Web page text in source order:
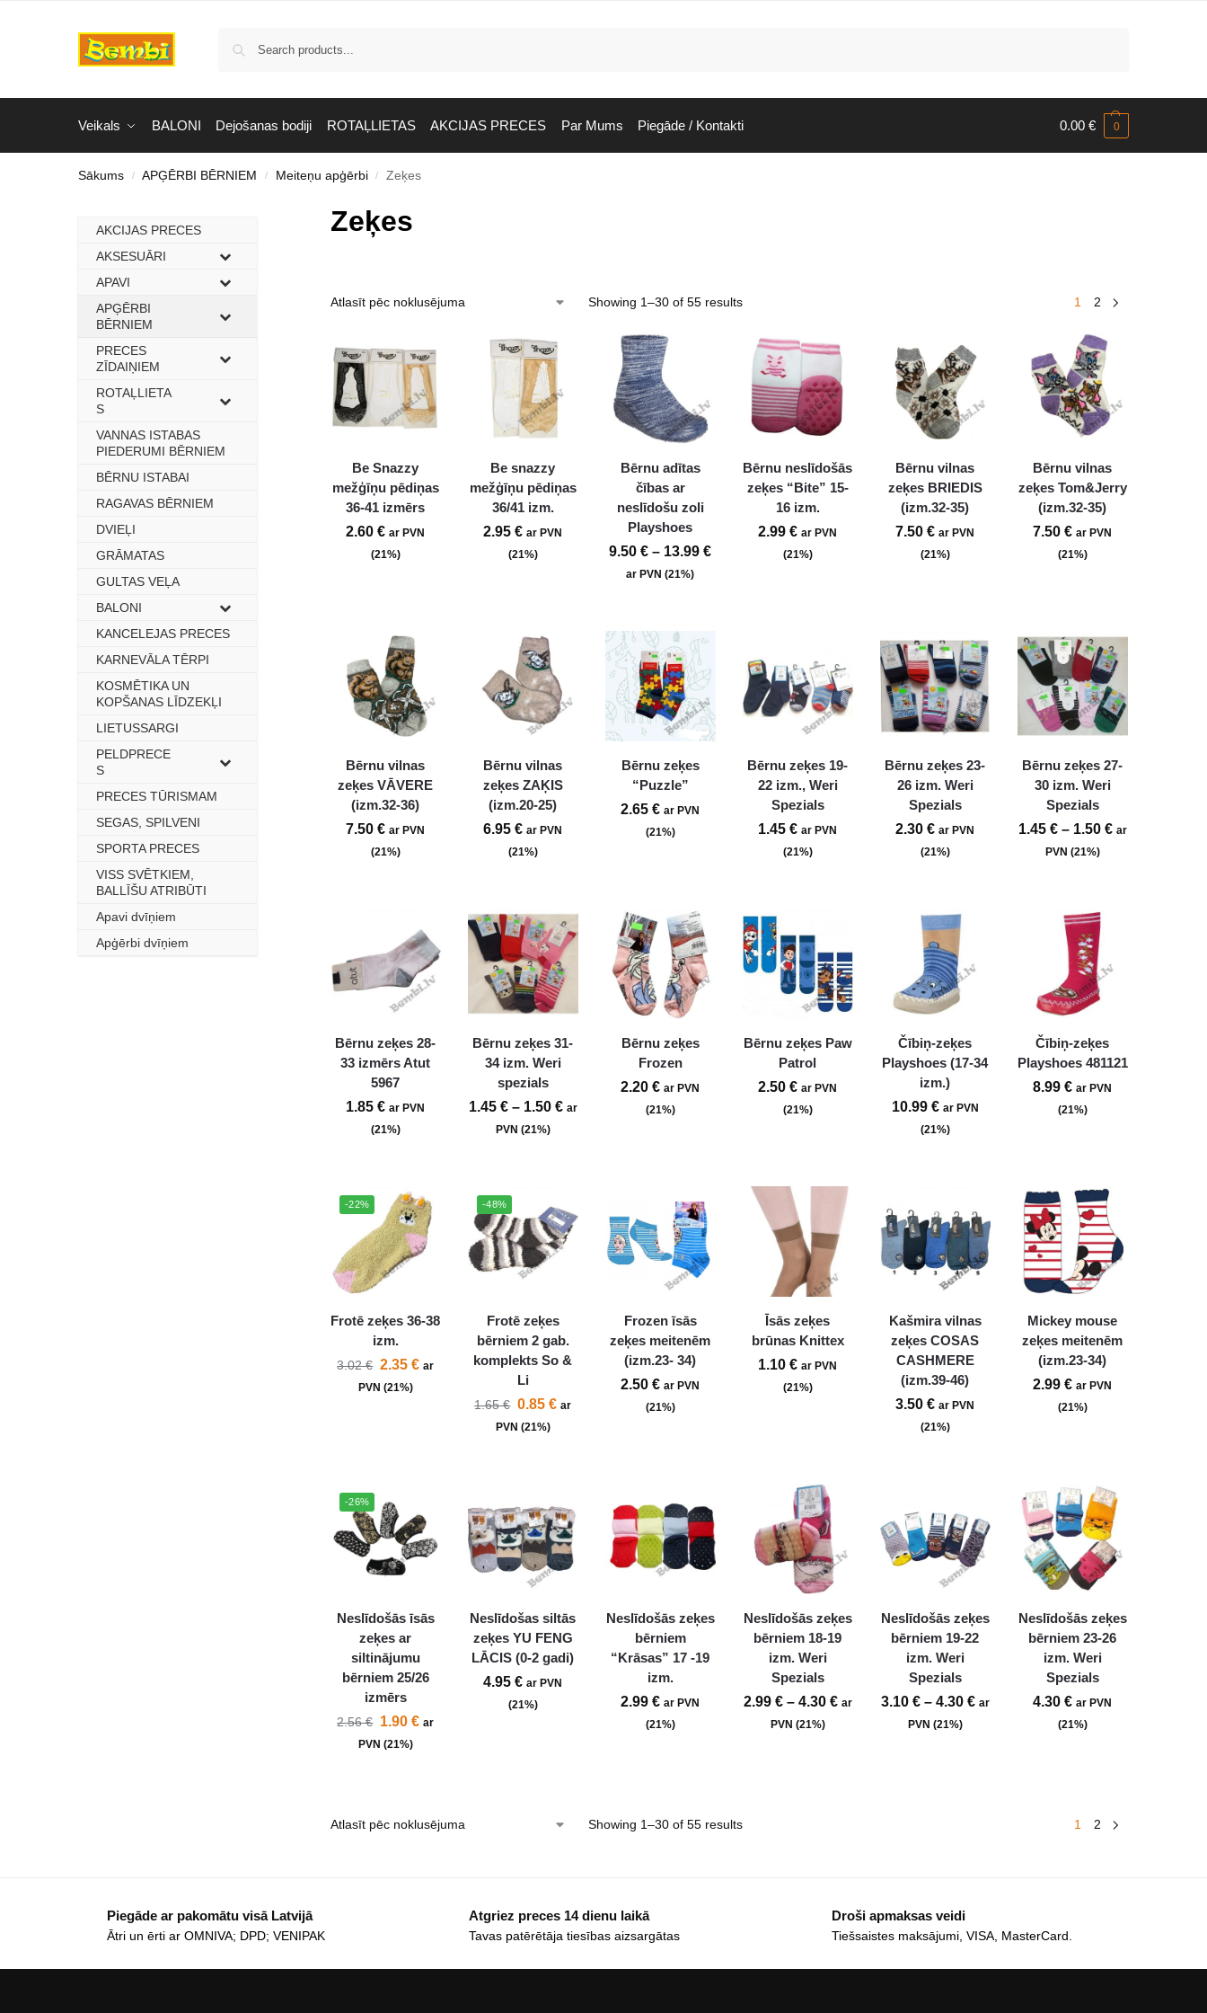
Veikals BALONI Dejošanas bodiji ROTAĻLIETAS AKCIJAS PRECES Par Mums Piegāde / Kontakti 0.00 € 0
Sākums / APĢĒRBI BĒRNIEM / Meiteņu apģērbi / Zeķes
Zeķes
Showing 1–30 of 55 results 1 2
Be Snazzy
mežģīņu pēdiņas
36-41 izmērs
2.60€ ar PVN
(21%)
Be snazzy
mežģīņu pēdiņas
36/41 izm.
2.95€ ar PVN
(21%)
Bērnu adītas
čības ar
neslīdošu zoli
Playshoes
9.50€ – 13.99€
ar PVN (21%)
Bērnu neslīdošās
zeķes “Bite” 15-
16 izm.
2.99€ ar PVN
(21%)
Bērnu vilnas
zeķes BRIEDIS
(izm.32-35)
7.50€ ar PVN
(21%)
Bērnu vilnas
zeķes Tom&Jerry
(izm.32-35)
7.50€ ar PVN
(21%)
Bērnu vilnas
zeķes VĀVERE
(izm.32-36)
7.50€ ar PVN
(21%)
Bērnu vilnas
zeķes ZAĶIS
(izm.20-25)
6.95€ ar PVN
(21%)
Bērnu zeķes
“Puzzle”
2.65€ ar PVN
(21%)
Bērnu zeķes 19-
22 izm., Weri
Spezials
1.45€ ar PVN
(21%)
Bērnu zeķes 23-
26 izm. Weri
Spezials
2.30€ ar PVN
(21%)
Bērnu zeķes 27-
30 izm. Weri
Spezials
1.45 € – 1.50 € ar
PVN (21%)
Bērnu zeķes 28-
33 izmērs Atut
5967
1.85€ ar PVN
(21%)
Bērnu zeķes 31-
34 izm. Weri
spezials
1.45 € – 1.50 € ar
PVN (21%)
Bērnu zeķes
Frozen
2.20€ ar PVN
(21%)
Bērnu zeķes Paw
Patrol
2.50€ ar PVN
(21%)
Čībiņ-zeķes
Playshoes (17-34
izm.)
10.99 € ar PVN
(21%)
Čībiņ-zeķes
Playshoes 481121
8.99€ ar PVN
(21%)
-22%
Frotē zeķes 36-38
izm.
3.02€ 2.35€ ar
PVN (21%)
-48%
Frotē zeķes
bērniem 2 gab.
komplekts So &
Li
1.65€ 0.85€ ar
PVN (21%)
Frozen īsās
zeķes meitenēm
(izm.23- 34)
2.50€ ar PVN
(21%)
Īsās zeķes
brūnas Knittex
1.10€ ar PVN
(21%)
Kašmira vilnas
zeķes COSAS
CASHMERE
(izm.39-46)
3.50€ ar PVN
(21%)
Mickey mouse
zeķes meitenēm
(izm.23-34)
2.99€ ar PVN
(21%)
-26%
Neslīdošās īsās
zeķes ar
siltinājumu
bērniem 25/26
izmērs
2.56€ 1.90€ ar
PVN (21%)
Neslīdošas siltās
zeķes YU FENG
LĀCIS (0-2 gadi)
4.95€ ar PVN
(21%)
Neslīdošās zeķes
bērniem
“Krāsas” 17 -19
izm.
2.99€ ar PVN
(21%)
Neslīdošās zeķes
bērniem 18-19
izm. Weri
Spezials
2.99 € – 4.30 € ar
PVN (21%)
Neslīdošās zeķes
bērniem 19-22
izm. Weri
Spezials
3.10 € – 4.30 € ar
PVN (21%)
Neslīdošās zeķes
bērniem 23-26
izm. Weri
Spezials
4.30€ ar PVN
(21%)
Showing 1–30 of 55 results 1 2
AKCIJAS PRECES
–
AKSESUĀRI
–
APAVI
–
APĢĒRBI
BĒRNIEM
–
PRECES
ZĪDAIŅIEM
–
ROTAĻLIETA
S
–
VANNAS ISTABAS
PIEDERUMI BĒRNIEM
–
BĒRNU ISTABAI
–
RAGAVAS BĒRNIEM
–
DVIEĻI
–
GRĀMATAS
–
GULTAS VEĻA
–
BALONI
–
KANCELEJAS PRECES
–
KARNEVĀLA TĒRPI
–
KOSMĒTIKA UN
KOPŠANAS LĪDZEKĻI
–
LIETUSSARGI
–
PELDPRECE
S
–
PRECES TŪRISMAM
–
SEGAS, SPILVENI
–
SPORTA PRECES
–
VISS SVĒTKIEM,
BALLĪŠU ATRIBŪTI
–
Apavi dvīņiem
–
Apģērbi dvīņiem
–
Piegāde ar pakomātu visā Latvijā
Ātri un ērti ar OMNIVA; DPD; VENIPAK
Atgriez preces 14 dienu laikā
Tavas patērētāja tiesības aizsargātas
Droši apmaksas veidi
Tiešsaistes maksājumi, VISA, MasterCard.